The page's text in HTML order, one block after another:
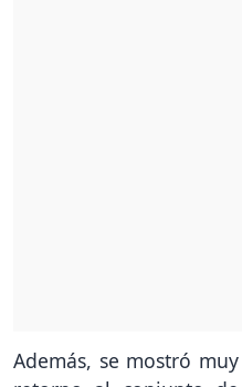
Además, se mostró